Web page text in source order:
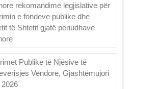
rekomandime legjislative për
e fondeve publike dhe
të Shtetit gjatë periudhave
Publike të Njësive të
Vendore, Gjashtëmujori
2026